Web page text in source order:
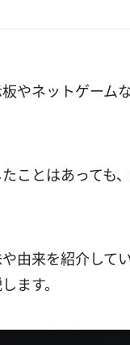
やネットゲー
ことはあっても
由来を紹介して
ます。